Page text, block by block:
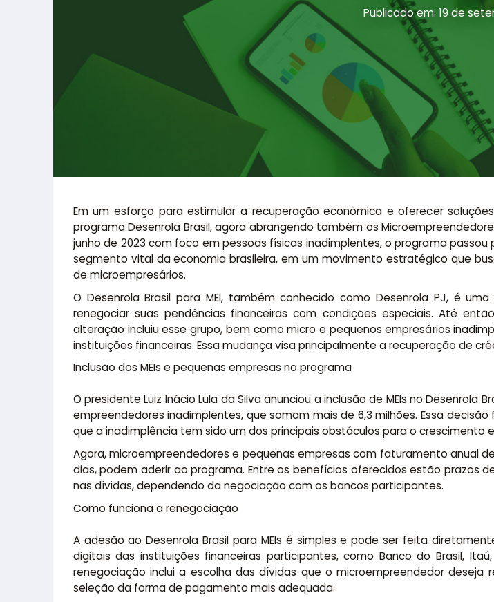
Publicado em: 19 de
Em um esforço para estimular a recuperação econômica e oferecer
programa Desenrola Brasil, agora abrangendo também os
junho de 2023 com foco em pessoas físicas inadimplentes, o programa
segmento vital da economia brasileira, em um movimento estratégico que
de microempresários.
O Desenrola Brasil para MEI, também conhecido como Desenrola PJ, é
renegociar suas pendências financeiras com condições especiais. Até
alteração incluiu esse grupo, bem como micro e pequenos empresários
instituições financeiras. Essa mudança visa principalmente a recuperação de
Inclusão dos MEIs e pequenas empresas no programa
O presidente Luiz Inácio Lula da Silva anunciou a inclusão de MEIs no
empreendedores inadimplentes, que somam mais de 6,3 milhões. Essa
que a inadimplência tem sido um dos principais obstáculos para o crescimento
Agora, microempreendedores e pequenas empresas com faturamento anual
dias, podem aderir ao programa. Entre os benefícios oferecidos estão prazos
nas dívidas, dependendo da negociação com os bancos participantes.
Como funciona a renegociação
A adesão ao Desenrola Brasil para MEIs é simples e pode ser feita
digitais das instituições financeiras participantes, como Banco do Brasil,
renegociação inclui a escolha das dívidas que o microempreendedor
seleção da forma de pagamento mais adequada.